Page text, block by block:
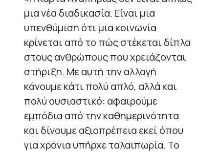
μια νέα διαδικασία. Είναι μια
υπενθύμιση ότι μια κοινωνία
κρίνεται από το πώς στέκεται δίπλα
στους ανθρώπους που χρειάζονται
στήριξη. Με αυτή την αλλαγή
κάνουμε κάτι πολύ απλό, αλλά και
πολύ ουσιαστικό: αφαιρούμε
εμπόδια από την καθημερινότητα
και δίνουμε αξιοπρέπεια εκεί όπου
για χρόνια υπήρχε ταλαιπωρία. Το